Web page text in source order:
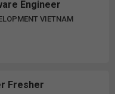
Engineer
VIETNAM
Fresher